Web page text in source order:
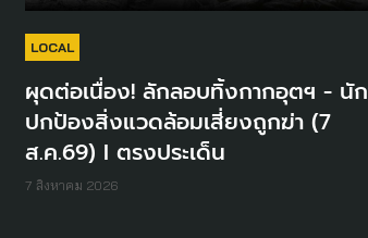
LOCAL
ผุดต่อเนื่อง! ลักลอบทิ้งกากอุตฯ - นัก
ปกป้องสิ่งแวดล้อมเสี่ยงถูกฆ่า (7
ส.ค.69) I ตรงประเด็น
7 สิงหาคม 2026